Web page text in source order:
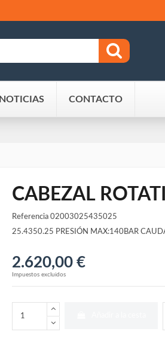
NOTICIAS CONTACTO
CABEZAL
Referencia 02003025435025
25.4350.25 PRESIÓN MAX:140BAR
2.620,00 €
Impuestos excluidos